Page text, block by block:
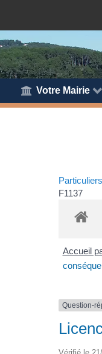
Votre Mairie
Particuliers
F1137
Accueil
Question-